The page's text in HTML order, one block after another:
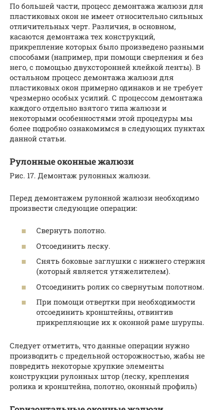
По большей части, процесс демонтажа жалюзи для
пластиковых окон не имеет относительно сильных
отличительных черт. Различия, в основном,
касаются демонтажа тех конструкций,
прикрепление которых было произведено разными
способами (например, при помощи сверления и без
него, с помощью двухсторонней клейкой ленты). В
остальном процесс демонтажа жалюзи для
пластиковых окон примерно одинаков и не требует
чрезмерно особых усилий. С процессом демонтажа
каждого отдельно взятого типа жалюзи и
некоторыми особенностями этой процедуры мы
более подробно ознакомимся в следующих пунктах
данной статьи.
Рулонные оконные жалюзи
Рис. 17. Демонтаж рулонных жалюзи.
Перед демонтажем рулонной жалюзи необходимо
произвести следующие операции:
Свернуть полотно.
Отсоединить леску.
Снять боковые заглушки с нижнего стержня
(который является утяжелителем).
Отсоединить ролик со свернутым полотном.
При помощи отвертки при необходимости
отсоединить кронштейны, отвинтив
прикрепляющие их к оконной раме шурупы.
Следует отметить, что данные операции нужно
производить с предельной осторожностью, жабы не
повредить некоторые хрупкие элементы
конструкции рулонных штор (леску, крепления
ролика и кронштейна, полотно, оконный профиль)